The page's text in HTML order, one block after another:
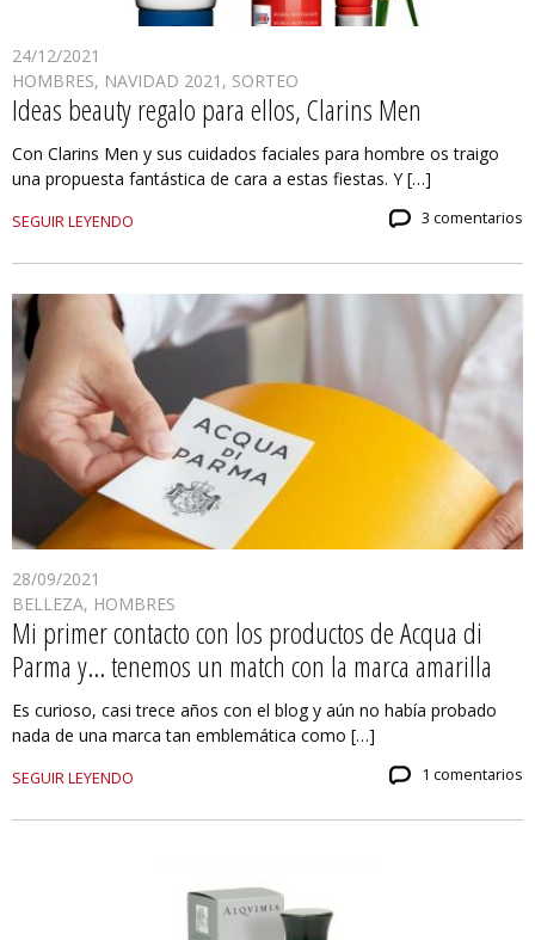
24/12/2021
HOMBRES, NAVIDAD 2021 , SORTEO
Ideas beauty regalo para ellos, Clarins Men
Con Clarins Men y sus cuidados faciales para hombre os traigo
una propuesta fantástica de cara a estas fiestas. Y […]
SEGUIR LEYENDO 3 comentarios
28/09/2021
BELLEZA, HOMBRES
Mi primer contacto con los productos de Acqua di
Parma y… tenemos un match con la marca amarilla
Es curioso, casi trece años con el blog y aún no había probado
nada de una marca tan emblemática como […]
SEGUIR LEYENDO 1 comentarios